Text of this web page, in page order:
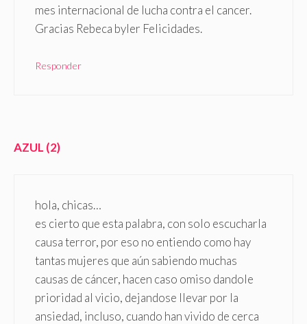
mes internacional de lucha contra el cancer.
Gracias Rebeca byler Felicidades.
Responder
AZUL (2)
hola, chicas…
es cierto que esta palabra, con solo escucharla
causa terror, por eso no entiendo como hay
tantas mujeres que aún sabiendo muchas
causas de cáncer, hacen caso omiso dandole
prioridad al vicio, dejandose llevar por la
ansiedad, incluso, cuando han vivido de cerca